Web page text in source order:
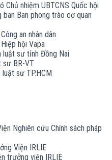
Chủ nhiệm UBTCNS Quốc hội
Ban phong trào cơ quan
an nhân dân
hội Vapa
luật sư tỉnh Đồng Nai
sư BR-VT
sư TP.HCM
Nghiên cứu Chính sách pháp
Viện IRLIE
trưởng viện IRLIE